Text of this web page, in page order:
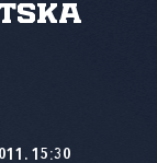
15:30